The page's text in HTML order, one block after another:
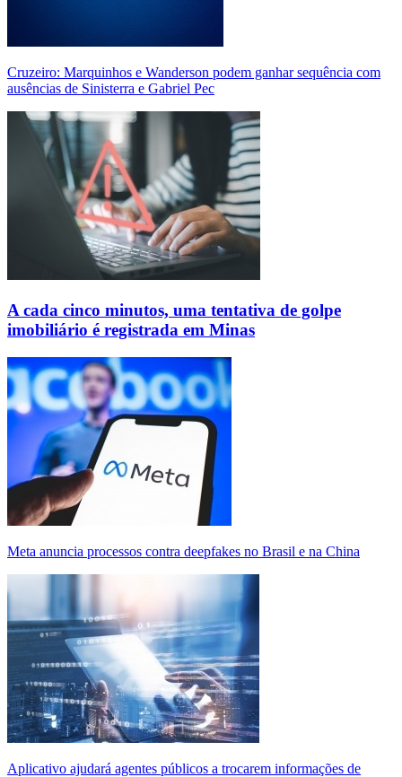
Cruzeiro: Marquinhos e Wanderson podem ganhar sequência com
ausências de Sinisterra e Gabriel Pec
A cada cinco minutos, uma tentativa de golpe
imobiliário é registrada em Minas
Meta anuncia processos contra deepfakes no Brasil e na China
Aplicativo ajudará agentes públicos a trocarem informações de